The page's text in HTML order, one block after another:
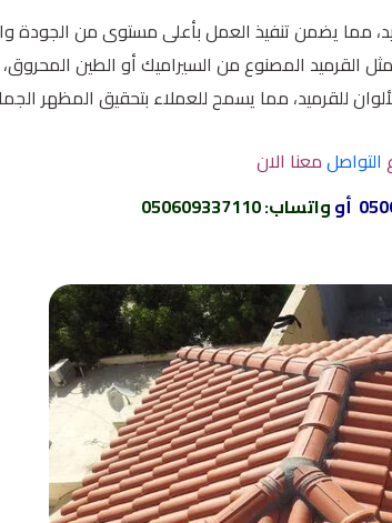
مما يضمن تنفيذ العمل بأعلى مستوى من الجودة
القرميد المصنوع من السيراميك أو الطين
للقرميد، مما يسمح للعملاء بتحقيق المظهر
التواصلمعنا الان
أوواتساب:
050609337110